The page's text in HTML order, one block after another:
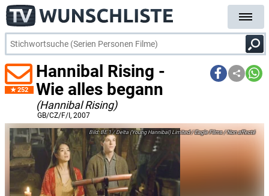
252
Hannibal Rising -
Wie alles begann
(Hannibal Rising)
GB/CZ/F/I , 2007
BE 1 / Delta (Young Hannibal) Limited / Eagle Films / Non affecté